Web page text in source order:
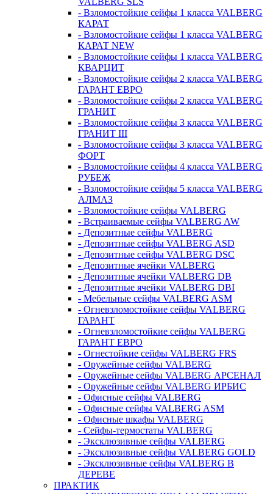
- Взломостойкие сейфы 1 класса VALBERG
КАРАТ
- Взломостойкие сейфы 1 класса VALBERG
КАРАТ NEW
- Взломостойкие сейфы 1 класса VALBERG
КВАРЦИТ
- Взломостойкие сейфы 2 класса VALBERG
ГАРАНТ ЕВРО
- Взломостойкие сейфы 2 класса VALBERG
ГРАНИТ
- Взломостойкие сейфы 3 класса VALBERG
ГРАНИТ III
- Взломостойкие сейфы 3 класса VALBERG
ФОРТ
- Взломостойкие сейфы 4 класса VALBERG
РУБЕЖ
- Взломостойкие сейфы 5 класса VALBERG
АЛМАЗ
- Взломостойкие сейфы VALBERG
- Встраиваемые сейфы VALBERG AW
- Депозитные сейфы VALBERG
- Депозитные сейфы VALBERG ASD
- Депозитные сейфы VALBERG DSC
- Депозитные ячейки VALBERG
- Депозитные ячейки VALBERG DB
- Депозитные ячейки VALBERG DBI
- Мебельные сейфы VALBERG ASM
- Огневзломостойкие сейфы VALBERG
ГАРАНТ
- Огневзломостойкие сейфы VALBERG
ГАРАНТ ЕВРО
- Огнестойкие сейфы VALBERG FRS
- Оружейные сейфы VALBERG
- Оружейные сейфы VALBERG АРСЕНАЛ
- Оружейные сейфы VALBERG ИРБИС
- Офисные сейфы VALBERG
- Офисные сейфы VALBERG ASM
- Офисные шкафы VALBERG
- Сейфы-термостаты VALBERG
- Эксклюзивные сейфы VALBERG
- Эксклюзивные сейфы VALBERG GOLD
- Эксклюзивные сейфы VALBERG В
ДЕРЕВЕ
ПРАКТИК